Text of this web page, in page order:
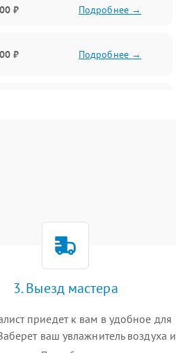
₽ Подробнее →
₽ Подробнее →
3. Выезд мастера
приедет к вам в удобное для
ваш увлажнитель воздуха и